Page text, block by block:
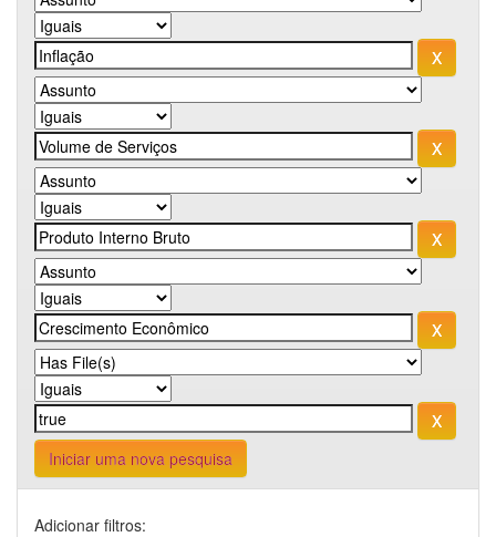
Iniciar uma nova pesquisa
Adicionar filtros: